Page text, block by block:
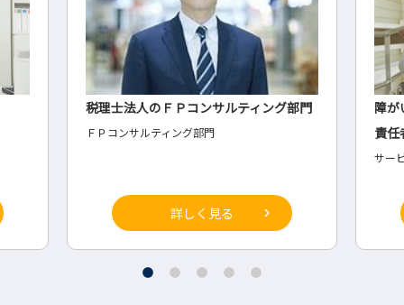
障がい者グループホームのサービス管理
責任者
詳しく見る
生コ
売販
営業